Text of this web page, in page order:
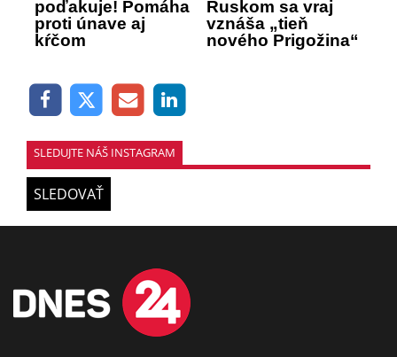
poďakuje! Pomáha
proti únave aj
kŕčom
Ruskom sa vraj
vznáša „tieň
nového Prigožina“
SLEDUJTE NÁŠ INSTAGRAM
SLEDOVAŤ